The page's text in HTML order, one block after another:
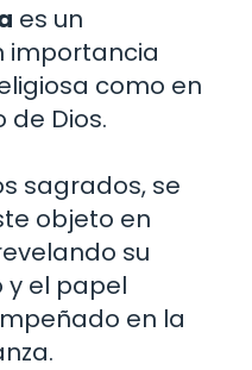
es un
importancia
como en
de Dios.
sagrados, se
objeto en
su
y el papel
en la